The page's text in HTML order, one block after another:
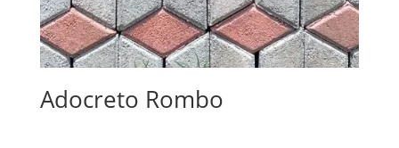
Adocreto Rombo